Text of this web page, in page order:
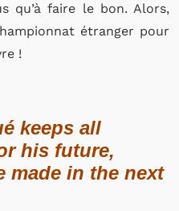
qu’à faire le bon. Alors,
étranger pour
!
keeps all
his future,
made in the next